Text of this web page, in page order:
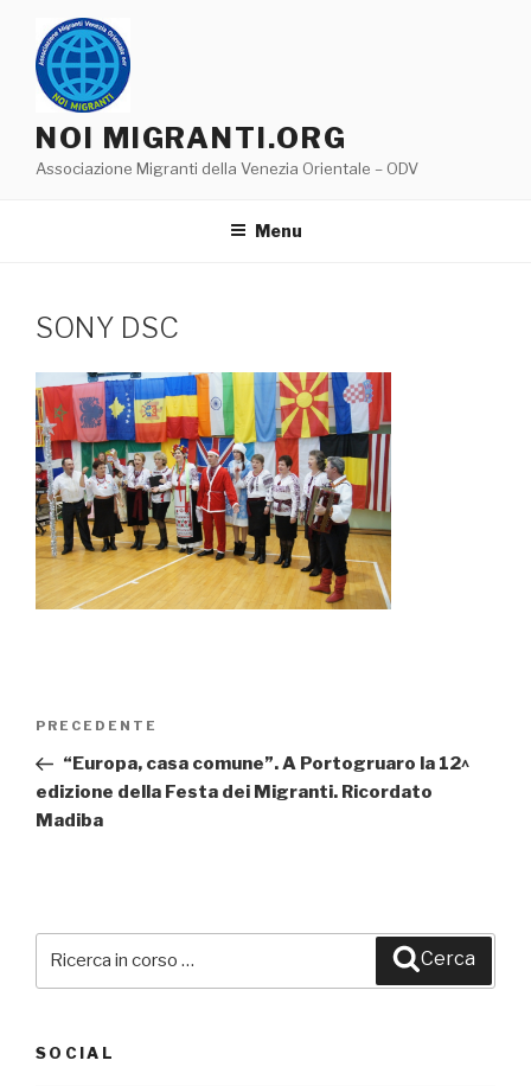
contenuto
NOI MIGRANTI.ORG
Associazione Migranti della Venezia Orientale – ODV
Menu
SONY DSC
Navigazione
Articolo
precedente:
PRECEDENTE
“Europa, casa comune”. A Portogruaro la 12^
edizione della Festa dei Migranti. Ricordato
Madiba
Cerca
SOCIAL